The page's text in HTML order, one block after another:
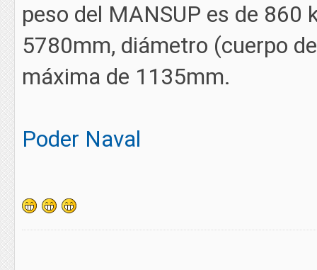
peso del MANSUP es de 860
5780mm, diámetro (cuerpo
máxima de 1135mm.
Poder Naval